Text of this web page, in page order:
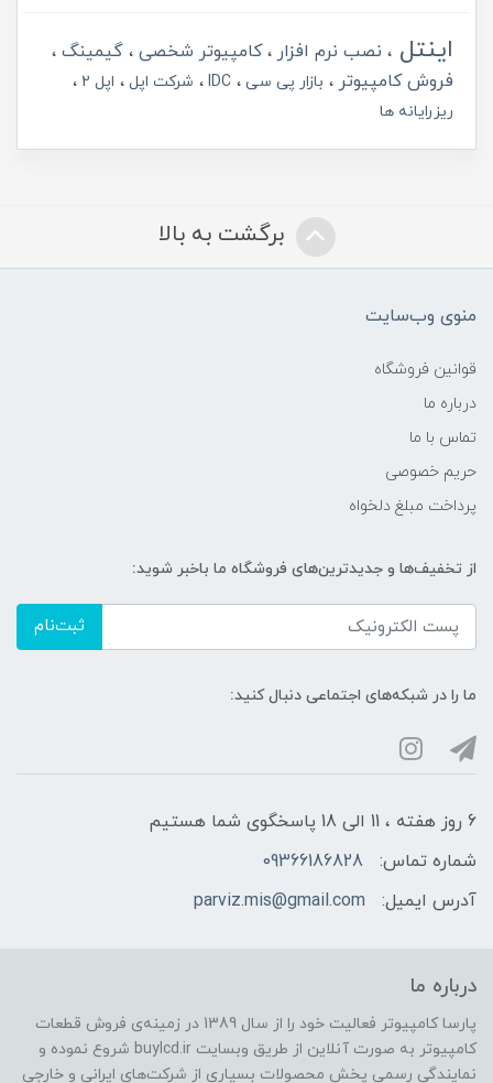
اینتل نصب نرم افزار کامپیوتر شخصی
گیمینگ
فروش کامپیوتر
بازار پی سی IDC شرکت اپل
اپل 2
ریزرایانه ها
برگشت به بالا
منوی وب‌سایت
قوانین فروشگاه
درباره ما
تماس با ما
حریم خصوصی
پرداخت مبلغ دلخواه
از تخفیف‌ها و جدیدترین‌های فروشگاه ما باخبر شوید:
ثبت‌نام
ما را در شبکه‌های اجتماعی دنبال کنید:
6 روز هفته ، 11 الی 18 پاسخگوی شما هستیم
شماره تماس:
09366186828
آدرس ایمیل:
parviz.mis@gmail.com
درباره ما
پارسا کامپیوتر فعالیت خود را از سال 1389 در زمینه‌ی فروش قطعات
کامپیوتر به صورت آنلاین از طریق وبسایت buylcd.ir شروع نموده و
نمایندگی رسمی پخش محصولات بسیاری از شرکت‌های ایرانی و خارجی